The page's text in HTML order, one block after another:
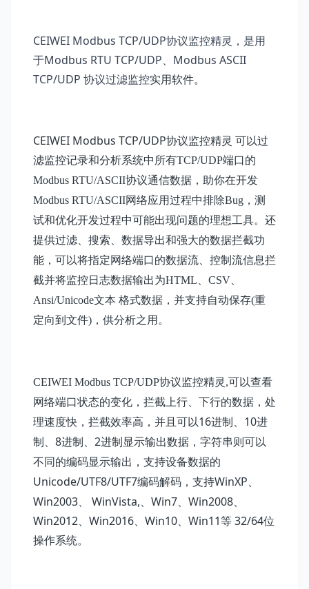
CEIWEI Modbus TCP/UDP协议监控精灵，是用
于Modbus RTU TCP/UDP、Modbus ASCII
TCP/UDP 协议过滤监控实用软件。
CEIWEI Modbus TCP/UDP协议监控精灵 可以过
滤监控记录和分析系统中所有TCP/UDP端口的
Modbus RTU/ASCII协议通信数据，助你在开发
Modbus RTU/ASCII网络应用过程中排除Bug，测
试和优化开发过程中可能出现问题的理想工具。还
提供过滤、搜索、数据导出和强大的数据拦截功
能，可以将指定网络端口的数据流、控制流信息拦
截并将监控日志数据输出为HTML、CSV、
Ansi/Unicode文本 格式数据，并支持自动保存(重
定向到文件)，供分析之用。
CEIWEI Modbus TCP/UDP协议监控精灵 ,可以查看
网络端口状态的变化，拦截上行、下行的数据，处
理速度快，拦截效率高，并且可以16进制、 10进
制、 8进制、 2进制显示输出数据，字符串则可以
不同的编码显示输出，支持设备数据的
Unicode/UTF8/UTF7编码解码 ，支持WinXP、
Win2003、 WinVista,、Win7、Win2008、
Win2012、Win2016、Win10、Win11等 32/64位
操作系统。